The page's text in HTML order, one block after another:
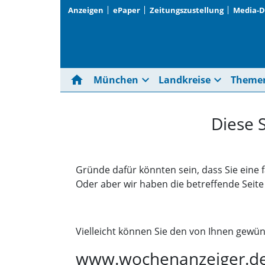
Anzeigen ePaper Zeitungszustellung Media-
home München expand_more Landkreise expand_more
Diese
Gründe dafür könnten sein, dass Sie
Oder aber wir haben die betreffende
Vielleicht können Sie den von Ihnen